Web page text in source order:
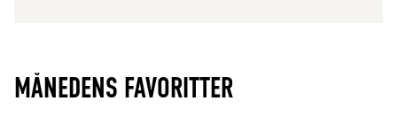
MÅNEDENS FAVORITTER